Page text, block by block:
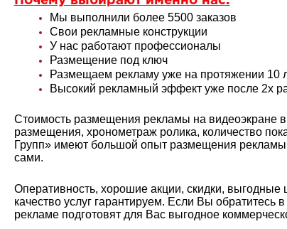
Мы выполнили более 5500 заказов
Свои рекламные конструкции
У нас работают профессионалы
Размещение под ключ
Размещаем рекламу уже на протяжении 10
Высокий рекламный эффект уже после 2х
Стоимость размещения рекламы на видеоэкране
размещения, хронометраж ролика, количество
Групп» имеют большой опыт размещения рекламы
сами.
Оперативность, хорошие акции, скидки, выгодные
качество услуг гарантируем. Если Вы
рекламе подготовят для Вас выгодное